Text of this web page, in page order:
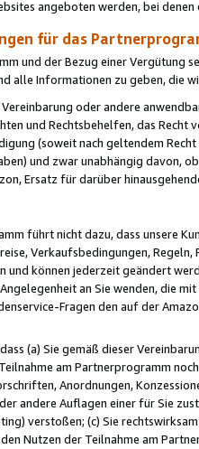
angeboten werden, bei
für das
und der Bezug einer Vergütung
alle Informationen zu geben, die
Vereinbarung oder andere
und Rechtsbehelfen, das
(soweit nach geltendem
und zwar unabhängig davon,
Ersatz für darüber
führt nicht dazu, dass unsere
Verkaufsbedingungen,
und können jederzeit geändert
an Sie wenden, die
Fragen den auf der
(a) Sie gemäß dieser
am Partnerprogramm
Anordnungen,
andere Auflagen einer für Sie
verstoßen; (c) Sie
Nutzen der Teilnahme am